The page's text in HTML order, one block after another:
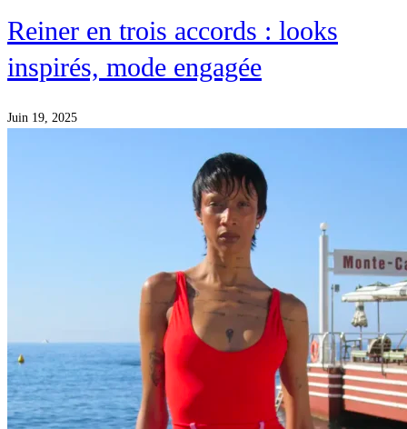
Reiner en trois accords : looks
inspirés, mode engagée
Juin 19, 2025